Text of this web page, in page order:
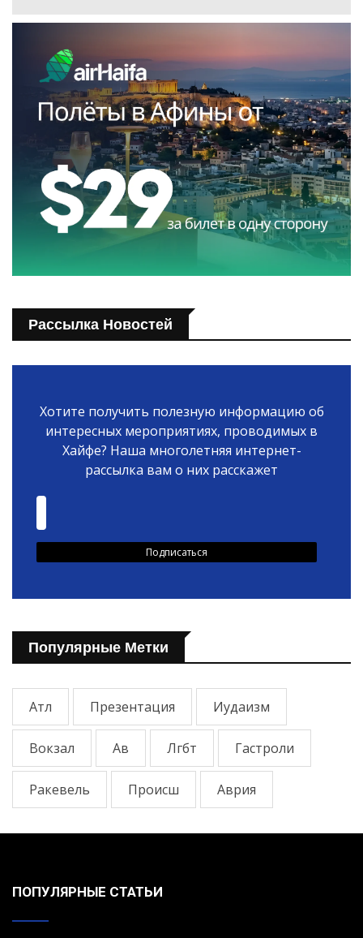
Рассылка Новостей
Хотите получить полезную информацию об
интересных мероприятиях, проводимых в
Хайфе? Наша многолетняя интернет-
рассылка вам о них расскажет
Популярные Метки
Атл Презентация Иудаизм
Вокзал Ав Лгбт Гастроли
Ракевель Происш Аврия
ПОПУЛЯРНЫЕ СТАТЬИ